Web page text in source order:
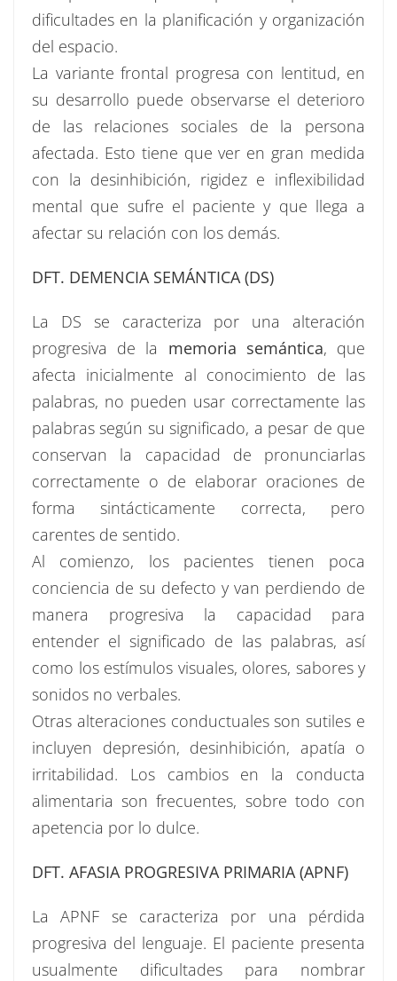
dificultades en la planificación y organización
del espacio.
La variante frontal progresa con lentitud, en
su desarrollo puede observarse el deterioro
de las relaciones sociales de la persona
afectada. Esto tiene que ver en gran medida
con la desinhibición, rigidez e inflexibilidad
mental que sufre el paciente y que llega a
afectar su relación con los demás.
DFT. DEMENCIA SEMÁNTICA (DS)
La DS se caracteriza por una alteración
progresiva de la memoria semántica, que
afecta inicialmente al conocimiento de las
palabras, no pueden usar correctamente las
palabras según su significado, a pesar de que
conservan la capacidad de pronunciarlas
correctamente o de elaborar oraciones de
forma sintácticamente correcta, pero
carentes de sentido.
Al comienzo, los pacientes tienen poca
conciencia de su defecto y van perdiendo de
manera progresiva la capacidad para
entender el significado de las palabras, así
como los estímulos visuales, olores, sabores y
sonidos no verbales.
Otras alteraciones conductuales son sutiles e
incluyen depresión, desinhibición, apatía o
irritabilidad. Los cambios en la conducta
alimentaria son frecuentes, sobre todo con
apetencia por lo dulce.
DFT. AFASIA PROGRESIVA PRIMARIA (APNF)
La APNF se caracteriza por una pérdida
progresiva del lenguaje. El paciente presenta
usualmente dificultades para nombrar